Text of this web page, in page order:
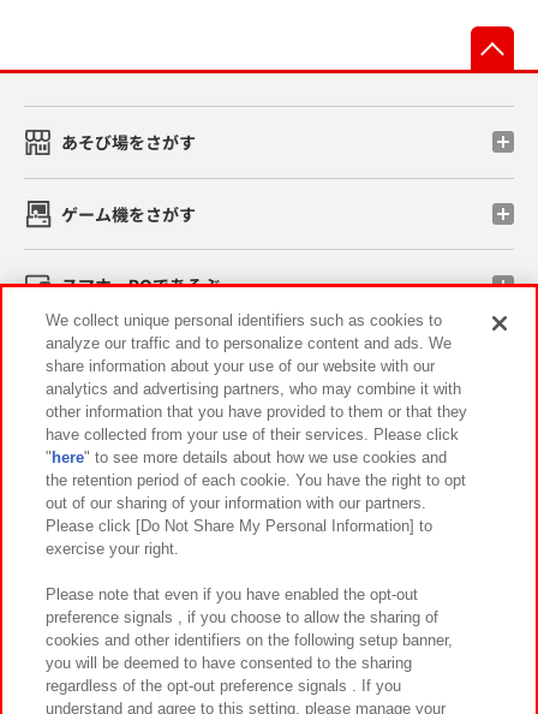
あそび場をさがす
ゲーム機をさがす
スマホ・PCであそぶ
イベント・キャンペーン
関連会社 サステナビリティ サイトポリシー
プライバシーポリシー ウェブアクセシビリティ方針と検証結果
お取引先さまとともに
カスタマーハラスメント対応方針 よくあるご質問・お問い合わせ
We collect unique personal identifiers such as cookies to
analyze our traffic and to personalize content and ads. We
share information about your use of our website with our
analytics and advertising partners, who may combine it with
other information that you have provided to them or that they
have collected from your use of their services. Please click
" here" to see more details about how we use cookies and
the retention period of each cookie. You have the right to opt
out of our sharing of your information with our partners.
Please click [Do Not Share My Personal Information] to
exercise your right.
Please note that even if you have enabled the opt-out
preference signals , if you choose to allow the sharing of
cookies and other identifiers on the following setup banner,
you will be deemed to have consented to the sharing
regardless of the opt-out preference signals . If you
understand and agree to this setting, please manage your